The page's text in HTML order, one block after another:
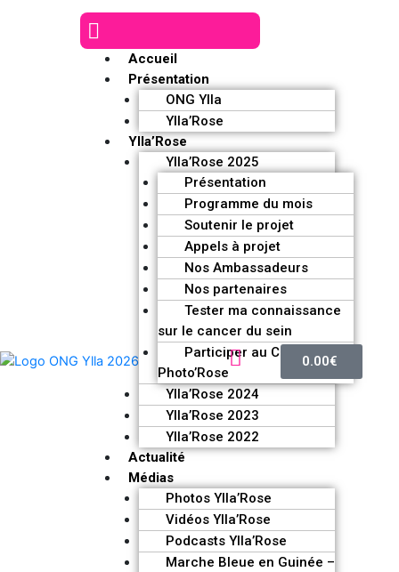
Accueil
Présentation
ONG Ylla
Ylla’Rose
Ylla’Rose
Ylla’Rose 2025
Présentation
Programme du mois
Soutenir le projet
Appels à projet
Nos Ambassadeurs
Nos partenaires
Tester ma connaissance
sur le cancer du sein
Participer au Challenge
Photo’Rose
Ylla’Rose 2024
Ylla’Rose 2023
Ylla’Rose 2022
Actualité
Médias
Photos Ylla’Rose
Vidéos Ylla’Rose
Podcasts Ylla’Rose
Marche Bleue en Guinée –
0.00€